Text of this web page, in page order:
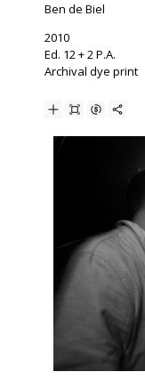
Ben de Biel
2010
Ed. 12 + 2 P.A.
Archival dye print